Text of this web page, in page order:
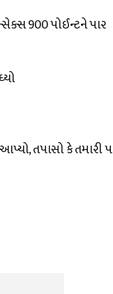
900 પોઈન્ટને પાર
તપાસો કે તમારી